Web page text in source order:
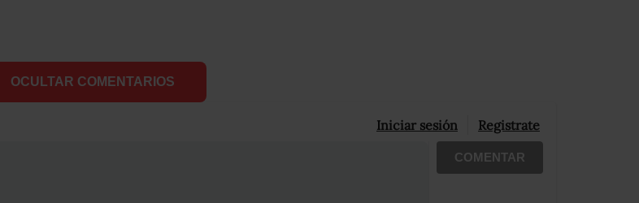
OCULTAR COMENTARIOS
Iniciar sesión Registrate
COMENTAR